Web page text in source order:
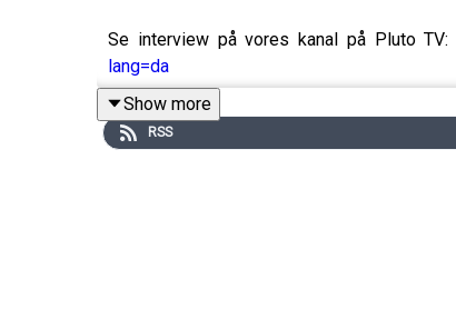
Se interview på vores kanal på Pluto TV:
lang=da
Partner: Punkt 1 Søtorvet
Show more
RSS